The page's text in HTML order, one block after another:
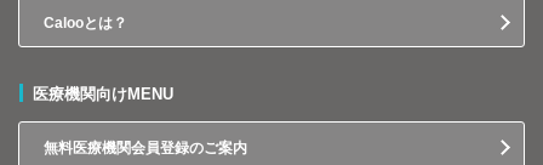
Calooとは？
医療機関向けMENU
無料医療機関会員登録のご案内